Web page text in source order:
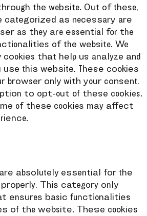
the website. Out of these,
categorized as necessary are
as they are essential for the
of the website. We
that help us analyze and
use this website. These cookies
browser only with your consent.
to opt-out of these cookies.
of these cookies may affect
absolutely essential for the
This category only
ensures basic functionalities
of the website. These cookies